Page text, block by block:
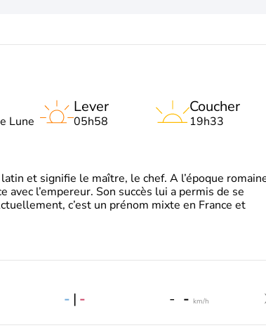
Lune
Lever
05h58
Coucher
19h33
et signifie le maître, le chef. A l’époque
avec l’empereur. Son succès lui a permis de se
c’est un prénom mixte en France et
- | - - - km/h